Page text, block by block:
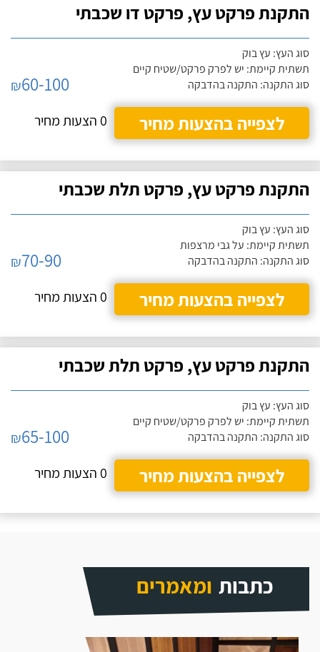
התקנת פרקט עץ, פרקט דו שכבתי
סוג העץ: עץ בוק
תשתית קיימת: יש לפרק פרקט/שטיח קיים
סוג התקנה: התקנה בהדבקה
₪60-100
לצפייה בהצעות מחיר
0 הצעות מחיר
התקנת פרקט עץ, פרקט תלת שכבתי
סוג העץ: עץ בוק
תשתית קיימת: על גבי מרצפות
סוג התקנה: התקנה בהדבקה
₪70-90
לצפייה בהצעות מחיר
0 הצעות מחיר
התקנת פרקט עץ, פרקט תלת שכבתי
סוג העץ: עץ בוק
תשתית קיימת: יש לפרק פרקט/שטיח קיים
סוג התקנה: התקנה בהדבקה
₪65-100
לצפייה בהצעות מחיר
0 הצעות מחיר
כתבות ומאמרים